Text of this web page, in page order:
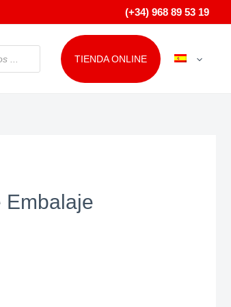
(+34) 968 89 53 19
TIENDA ONLINE
Embalaje